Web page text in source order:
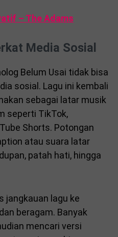
– The Adams
Media Sosial
Belum Usai tidak bisa
sosial. Lagu ini kembali
sebagai latar musik
seperti TikTok,
Shorts. Potongan
atau suara latar
patah hati, hingga
jangkauan lagu ke
beragam. Banyak
mencari versi